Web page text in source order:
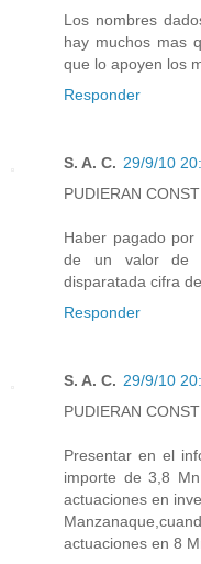
Los nombres
hay muchos mas
que lo apoyen los
Responder
S. A. C. 29/9/10
PUDIERAN
Haber pagado por
de un valor de
disparatada cifra
Responder
S. A. C. 29/9/10
PUDIERAN
Presentar en el
importe de 3,8
actuaciones en
actuaciones en 8